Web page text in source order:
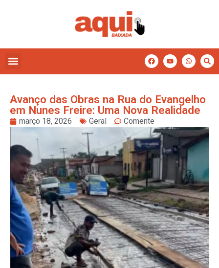
Avanço das Obras na Rua do Evangelho
em Nunes Freire: Uma Nova Realidade
março 18, 2026 Geral Comente